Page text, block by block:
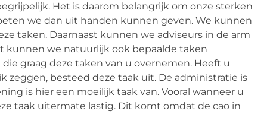
Het is daarom belangrijk om onze sterken
we dan uit handen kunnen geven. We kunnen
taken. Daarnaast kunnen we adviseurs in de arm
kunnen we natuurlijk ook bepaalde taken
graag deze taken van u overnemen. Heeft u
zeggen, besteed deze taak uit. De administratie is
is hier een moeilijk taak van. Vooral wanneer u
taak uitermate lastig. Dit komt omdat de cao in